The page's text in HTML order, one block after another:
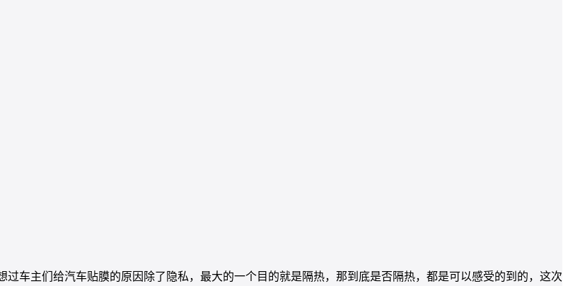
车主们给汽车贴膜的原因除了隐私，最大的一个目的就是隔热，那到底是否隔热，都是可以感受的到的，这次